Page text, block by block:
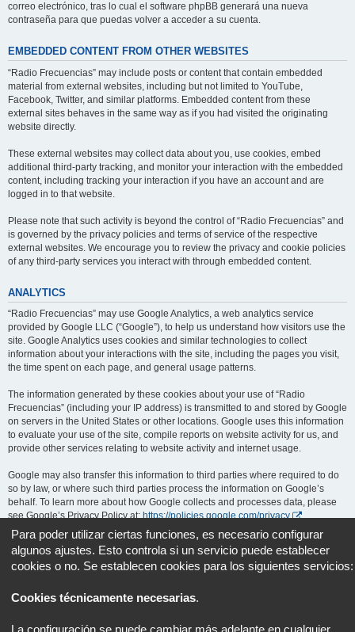
correo electrónico, tras lo cual el software phpBB generará una nueva
contraseña para que puedas volver a acceder a su cuenta.
EMBEDDED CONTENT FROM OTHER WEBSITES
“Radio Frecuencias” may include posts or content that contain embedded
material from external websites, including but not limited to YouTube,
Facebook, Twitter, and similar platforms. Embedded content from these
external sites behaves in the same way as if you had visited the originating
website directly.
These external websites may collect data about you, use cookies, embed
additional third-party tracking, and monitor your interaction with the embedded
content, including tracking your interaction if you have an account and are
logged in to that website.
Please note that such activity is beyond the control of “Radio Frecuencias” and
is governed by the privacy policies and terms of service of the respective
external websites. We encourage you to review the privacy and cookie policies
of any third-party services you interact with through embedded content.
ANALYTICS
“Radio Frecuencias” may use Google Analytics, a web analytics service
provided by Google LLC (“Google”), to help us understand how visitors use the
site. Google Analytics uses cookies and similar technologies to collect
information about your interactions with the site, including the pages you visit,
the time spent on each page, and general usage patterns.
The information generated by these cookies about your use of “Radio
Frecuencias” (including your IP address) is transmitted to and stored by Google
on servers in the United States or other locations. Google uses this information
to evaluate your use of the site, compile reports on website activity for us, and
provide other services relating to website activity and internet usage.
Google may also transfer this information to third parties where required to do
so by law, or where such third parties process the information on Google’s
behalf. To learn more about how Google collects and processes data, please
see Google’s Privacy Policy at:https://policies.google.com/privacy .
You can opt out of Google Analytics by installing the Google Analytics opt-out
browser add-on, available at:https://tools.google.com/dlpage/gaoptout .
Portal Foro
Para poder utilizar ciertas funciones, es necesario configurar
algunos ajustes. Esto controla si un servicio puede establecer
cookies o no. Se establecen cookies para los siguientes servicios:
Cookies técnicamente necesarias.